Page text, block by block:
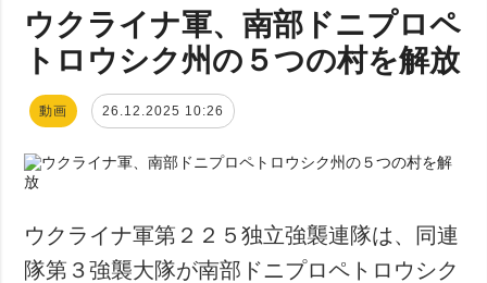
ウクライナ軍、南部ドニプロペ
トロウシク州の５つの村を解放
動画 26.12.2025 10:26
ウクライナ軍第２２５独立強襲連隊は、同連
隊第３強襲大隊が南部ドニプロペトロウシク